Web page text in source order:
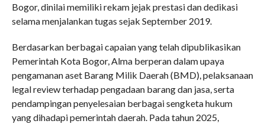
Bogor, dinilai memiliki rekam jejak prestasi dan dedikasi
selama menjalankan tugas sejak September 2019.
Berdasarkan berbagai capaian yang telah dipublikasikan
Pemerintah Kota Bogor, Alma berperan dalam upaya
pengamanan aset Barang Milik Daerah (BMD), pelaksanaan
legal review terhadap pengadaan barang dan jasa, serta
pendampingan penyelesaian berbagai sengketa hukum
yang dihadapi pemerintah daerah. Pada tahun 2025,